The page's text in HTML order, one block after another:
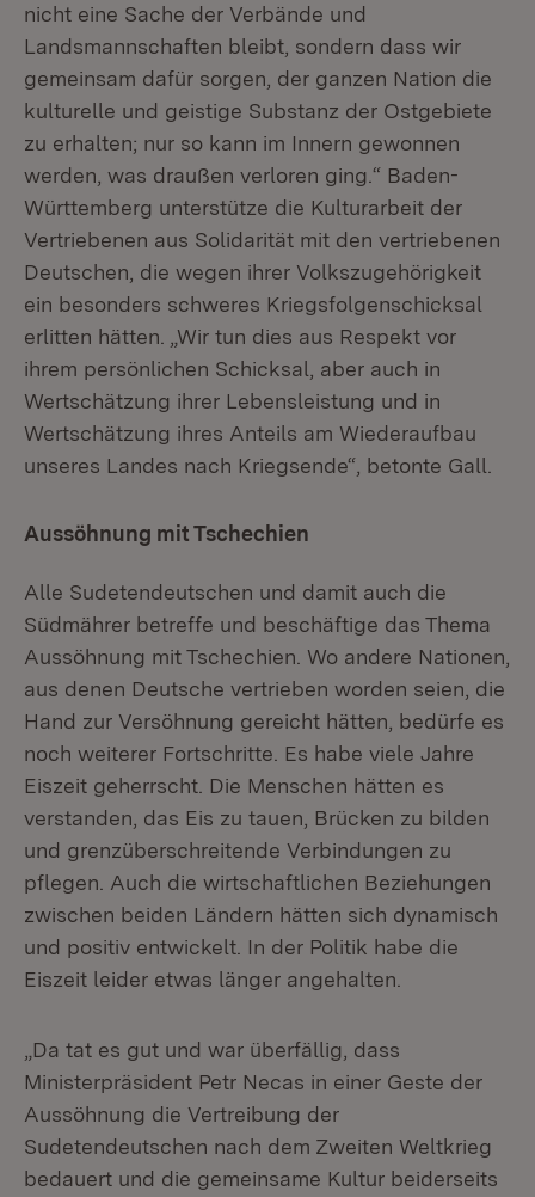
nicht eine Sache der Verbände und
Landsmannschaften bleibt, sondern dass wir
gemeinsam dafür sorgen, der ganzen Nation die
kulturelle und geistige Substanz der Ostgebiete
zu erhalten; nur so kann im Innern gewonnen
werden, was draußen verloren ging.“ Baden-
Württemberg unterstütze die Kulturarbeit der
Vertriebenen aus Solidarität mit den vertriebenen
Deutschen, die wegen ihrer Volkszugehörigkeit
ein besonders schweres Kriegsfolgenschicksal
erlitten hätten. „Wir tun dies aus Respekt vor
ihrem persönlichen Schicksal, aber auch in
Wertschätzung ihrer Lebensleistung und in
Wertschätzung ihres Anteils am Wiederaufbau
unseres Landes nach Kriegsende“, betonte Gall.
Aussöhnung mit Tschechien
Alle Sudetendeutschen und damit auch die
Südmährer betreffe und beschäftige das Thema
Aussöhnung mit Tschechien. Wo andere Nationen,
aus denen Deutsche vertrieben worden seien, die
Hand zur Versöhnung gereicht hätten, bedürfe es
noch weiterer Fortschritte. Es habe viele Jahre
Eiszeit geherrscht. Die Menschen hätten es
verstanden, das Eis zu tauen, Brücken zu bilden
und grenzüberschreitende Verbindungen zu
pflegen. Auch die wirtschaftlichen Beziehungen
zwischen beiden Ländern hätten sich dynamisch
und positiv entwickelt. In der Politik habe die
Eiszeit leider etwas länger angehalten.
„Da tat es gut und war überfällig, dass
Ministerpräsident Petr Necas in einer Geste der
Aussöhnung die Vertreibung der
Sudetendeutschen nach dem Zweiten Weltkrieg
bedauert und die gemeinsame Kultur beiderseits